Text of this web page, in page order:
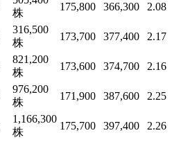
株
175,800 366,300 2.08
316,500
株
173,700 377,400 2.17
821,200
株
173,600 374,700 2.16
976,200
株
171,900 387,600 2.25
1,166,300
株
175,700 397,400 2.26